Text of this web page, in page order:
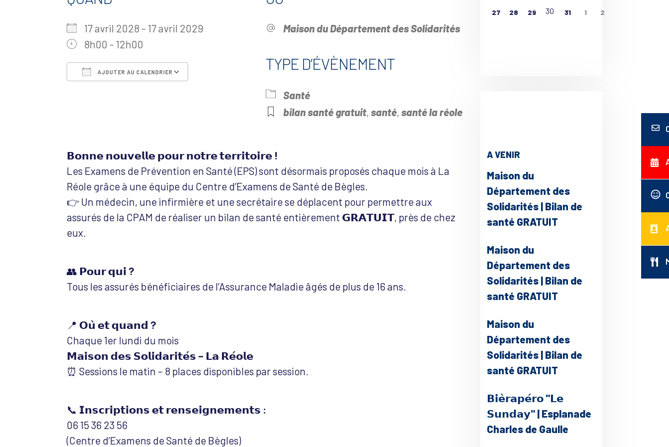
17 avril 2028 - 17 avril 2029
8h00 - 12h00
AJOUTER AU CALENDRIER
Calendrier Google
Maison du Département des Solidarités
TYPE D’ÉVÈNEMENT
Santé
bilan santé gratuit, santé, santé la réole
𝗕𝗼𝗻𝗻𝗲 𝗻𝗼𝘂𝘃𝗲𝗹𝗹𝗲 𝗽𝗼𝘂𝗿 𝗻𝗼𝘁𝗿𝗲 𝘁𝗲𝗿𝗿𝗶𝘁𝗼𝗶𝗿𝗲 !
Les Examens de Prévention en Santé (EPS) sont désormais proposés chaque mois à La
Réole grâce à une équipe du Centre d’Examens de Santé de Bègles.
👉 Un médecin, une infirmière et une secrétaire se déplacent pour permettre aux
assurés de la CPAM de réaliser un bilan de santé entièrement 𝗚𝗥𝗔𝗧𝗨𝗜𝗧, près de chez
eux.
👥 𝗣𝗼𝘂𝗿 𝗾𝘂𝗶 ?
Tous les assurés bénéficiaires de l’Assurance Maladie âgés de plus de 16 ans.
📍 𝗢𝘂̀ 𝗲𝘁 𝗾𝘂𝗮𝗻𝗱 ?
Chaque 1er lundi du mois
𝗠𝗮𝗶𝘀𝗼𝗻 𝗱𝗲𝘀 𝗦𝗼𝗹𝗶𝗱𝗮𝗿𝗶𝘁𝗲́𝘀 – 𝗟𝗮 𝗥𝗲́𝗼𝗹𝗲
⏰ Sessions le matin – 8 places disponibles par session.
📞 𝗜𝗻𝘀𝗰𝗿𝗶𝗽𝘁𝗶𝗼𝗻𝘀 𝗲𝘁 𝗿𝗲𝗻𝘀𝗲𝗶𝗴𝗻𝗲𝗺𝗲𝗻𝘁𝘀 :
06 15 36 23 56
(Centre d’Examens de Santé de Bègles)
27 28 29 30 31 1 2
A VENIR
Maison du
Département des
Solidarités | Bilan de
santé GRATUIT
Maison du
Département des
Solidarités | Bilan de
santé GRATUIT
Maison du
Département des
Solidarités | Bilan de
santé GRATUIT
𝗕𝗶𝗲̀𝗿𝗮𝗽𝗲́𝗿𝗼 "𝗟𝗲
𝗦𝘂𝗻𝗱𝗮𝘆" | Esplanade
Charles de Gaulle